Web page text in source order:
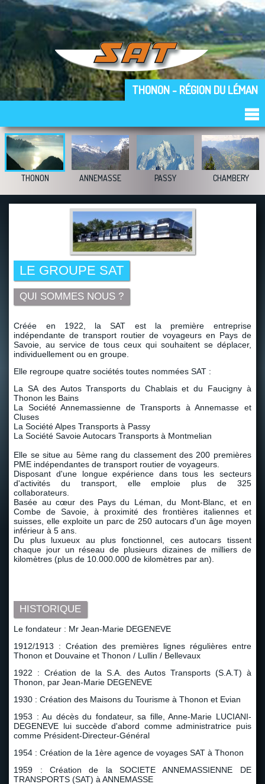
THONON - RÉGION DU LÉMAN
THONON ANNEMASSE PASSY CHAMBERY
LE GROUPE SAT
QUI SOMMES NOUS ?
Créée en 1922, la SAT est la première entreprise
indépendante de transport routier de voyageurs en Pays de
Savoie, au service de tous ceux qui souhaitent se déplacer,
individuellement ou en groupe.
Elle regroupe quatre sociétés toutes nommées SAT :
La SA des Autos Transports du Chablais et du Faucigny à
Thonon les Bains
La Société Annemassienne de Transports à Annemasse et
Cluses
La Société Alpes Transports à Passy
La Société Savoie Autocars Transports à Montmelian
Elle se situe au 5ème rang du classement des 200 premières
PME indépendantes de transport routier de voyageurs.
Disposant d'une longue expérience dans tous les secteurs
d'activités du transport, elle emploie plus de 325
collaborateurs.
Basée au cœur des Pays du Léman, du Mont-Blanc, et en
Combe de Savoie, à proximité des frontières italiennes et
suisses, elle exploite un parc de 250 autocars d'un âge moyen
inférieur à 5 ans.
Du plus luxueux au plus fonctionnel, ces autocars tissent
chaque jour un réseau de plusieurs dizaines de milliers de
kilomètres (plus de 10.000.000 de kilomètres par an).
HISTORIQUE
Le fondateur : Mr Jean-Marie DEGENEVE
1912/1913 : Création des premières lignes régulières entre
Thonon et Douvaine et Thonon / Lullin / Bellevaux
1922 : Création de la S.A. des Autos Transports (S.A.T) à
Thonon, par Jean-Marie DEGENEVE
1930 : Création des Maisons du Tourisme à Thonon et Evian
1953 : Au décès du fondateur, sa fille, Anne-Marie LUCIANI-
DEGENEVE lui succède d'abord comme administratrice puis
comme Président-Directeur-Général
1954 : Création de la 1ère agence de voyages SAT à Thonon
1959 : Création de la SOCIETE ANNEMASSIENNE DE
TRANSPORTS (SAT) à ANNEMASSE